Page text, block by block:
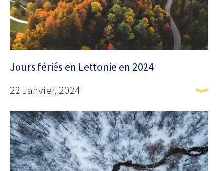
Jours fériés en Lettonie en 2024
22 Janvier, 2024